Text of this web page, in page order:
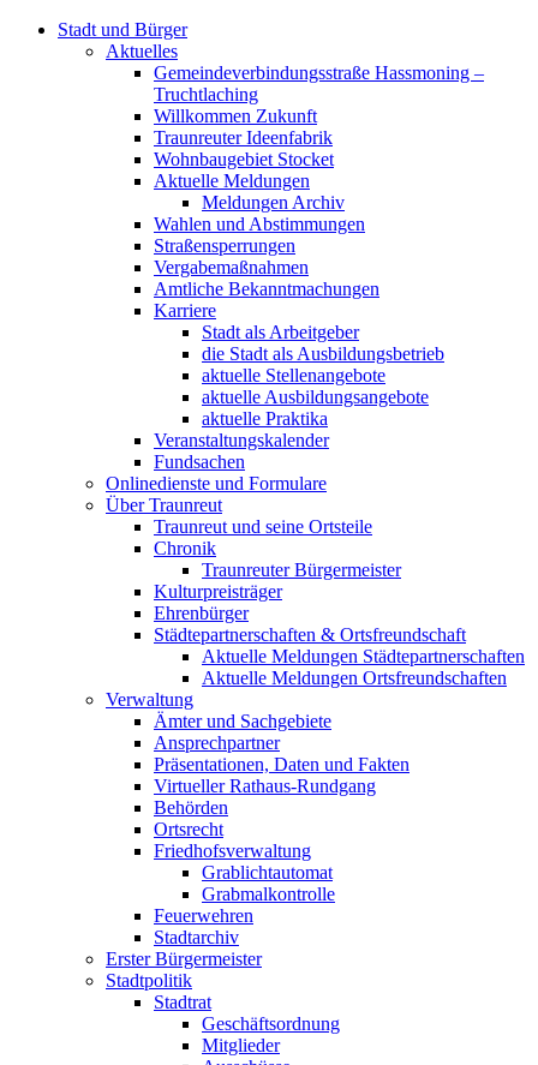
Stadt und Bürger
Aktuelles
Gemeindeverbindungsstraße Hassmoning –
Truchtlaching
Willkommen Zukunft
Traunreuter Ideenfabrik
Wohnbaugebiet Stocket
Aktuelle Meldungen
Meldungen Archiv
Wahlen und Abstimmungen
Straßensperrungen
Vergabemaßnahmen
Amtliche Bekanntmachungen
Karriere
Stadt als Arbeitgeber
die Stadt als Ausbildungsbetrieb
aktuelle Stellenangebote
aktuelle Ausbildungsangebote
aktuelle Praktika
Veranstaltungskalender
Fundsachen
Onlinedienste und Formulare
Über Traunreut
Traunreut und seine Ortsteile
Chronik
Traunreuter Bürgermeister
Kulturpreisträger
Ehrenbürger
Städtepartnerschaften & Ortsfreundschaft
Aktuelle Meldungen Städtepartnerschaften
Aktuelle Meldungen Ortsfreundschaften
Verwaltung
Ämter und Sachgebiete
Ansprechpartner
Präsentationen, Daten und Fakten
Virtueller Rathaus-Rundgang
Behörden
Ortsrecht
Friedhofsverwaltung
Grablichtautomat
Grabmalkontrolle
Feuerwehren
Stadtarchiv
Erster Bürgermeister
Stadtpolitik
Stadtrat
Geschäftsordnung
Mitglieder